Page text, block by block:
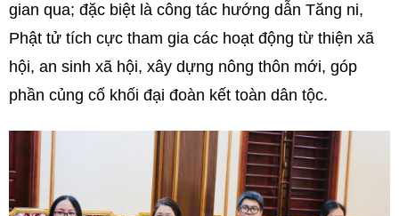
gian qua; đặc biệt là công tác hướng dẫn Tăng ni,
Phật tử tích cực tham gia các hoạt động từ thiện xã
hội, an sinh xã hội, xây dựng nông thôn mới, góp
phần củng cố khối đại đoàn kết toàn dân tộc.